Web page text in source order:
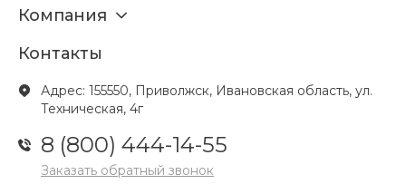
Компания
Контакты
Адрес: 155550, Приволжск, Ивановская область, ул.
Техническая, 4г
8 (800) 444-14-55
Заказать обратный звонок